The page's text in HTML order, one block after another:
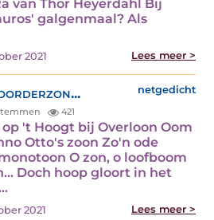
van Thor Heyerdahl Bij
galgenmaal? Als
2021 Lees meer >
netgedicht
421
't Hoogt bij Overloon Oom
Otto's zoon Zo'n ode
O zon, o loofboom
Doch hoop gloort in het
2021 Lees meer >